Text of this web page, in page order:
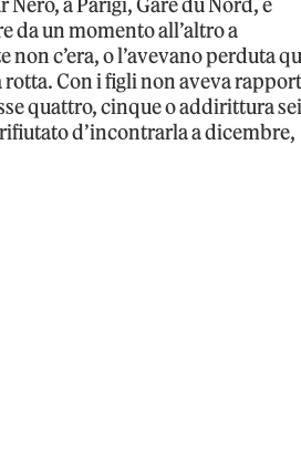
da un momento all’altro a
c’era, o l’avevano perduta
Con i figli non aveva
quattro, cinque o addirittura
d’incontrarla a dicembre,